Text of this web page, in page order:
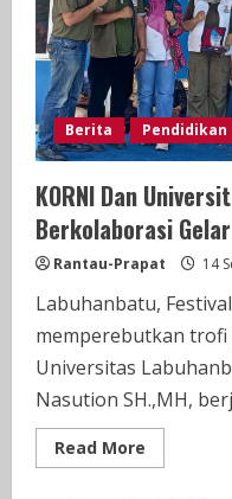
Berita Pendidikan
KORNI Dan
Berkolaborasi
Rantau-Prapat 14
Labuhanbatu,
memperebutkan trofi
Universitas
Nasution SH.,MH,
Read More
more